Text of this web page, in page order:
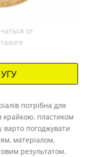
потрібна для
крайкою, пластиком
варто погоджувати
матеріалом,
результатом.